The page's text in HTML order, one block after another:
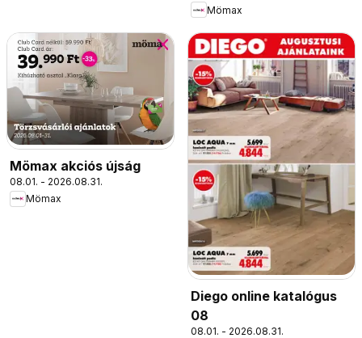
Mömax
Mömax akciós újság
08.01. - 2026.08.31.
Mömax
Diego online katalógus
08
08.01. - 2026.08.31.